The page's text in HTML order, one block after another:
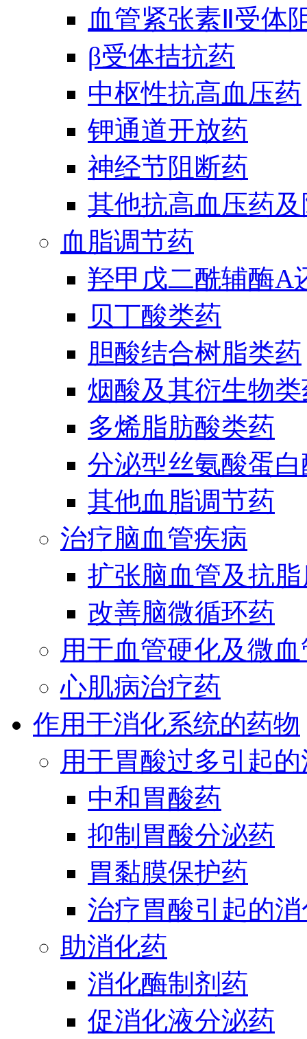
血管紧张素Ⅱ受体
β受体拮抗药
中枢性抗高血压药
钾通道开放药
神经节阻断药
其他抗高血压药
血脂调节药
羟甲戊二酰辅酶A
贝丁酸类药
胆酸结合树脂类药
烟酸及其衍生物
多烯脂肪酸类药
分泌型丝氨酸蛋
其他血脂调节药
治疗脑血管疾病
扩张脑血管及抗
改善脑微循环药
用于血管硬化及微
心肌病治疗药
作用于消化系统的药物
用于胃酸过多引起
中和胃酸药
抑制胃酸分泌药
胃黏膜保护药
治疗胃酸引起的
助消化药
消化酶制剂药
促消化液分泌药